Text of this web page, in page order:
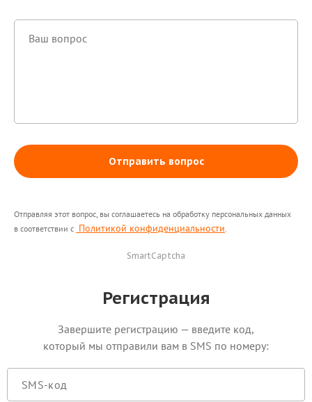
Отправить вопрос
Отправляя этот вопрос, вы соглашаетесь на обработку персональных данных
в соответствии с Политикой конфиденциальности
SmartCaptcha
Регистрация
Завершите регистрацию — введите код,
который мы отправили вам в SMS по номеру: